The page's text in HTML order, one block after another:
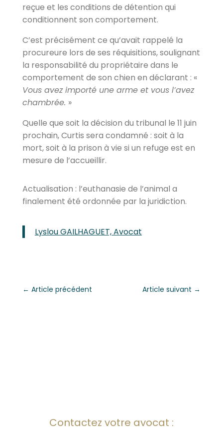
reçue et les conditions de détention qui
conditionnent son comportement.
C’est précisément ce qu’avait rappelé la
procureure lors de ses réquisitions, soulignant
la responsabilité du propriétaire dans le
comportement de son chien en déclarant : «
Vous avez importé une arme et vous l’avez
chambrée. »
Quelle que soit la décision du tribunal le 11 juin
prochain, Curtis sera condamné : soit à la
mort, soit à la prison à vie si un refuge est en
mesure de l’accueillir.
Actualisation : l’euthanasie de l’animal a
finalement été ordonnée par la juridiction.
Lyslou GAILHAGUET, Avocat
← Article précédent Article suivant →
Contactez votre avocat :